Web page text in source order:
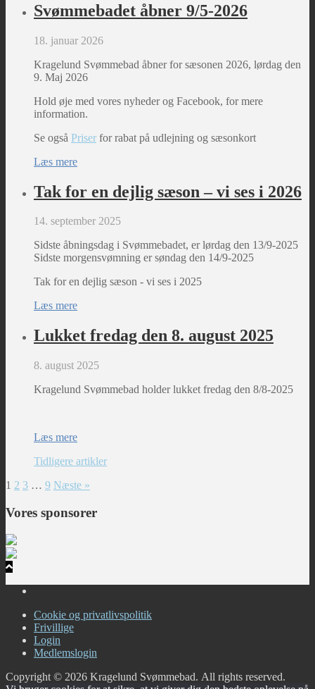
Svømmebadet åbner 9/5-2026
18. januar 2026
Kragelund Svømmebad åbner for sæsonen 2026, lørdag den
9. Maj 2026
Hold øje med vores nyheder og Facebook, for mere
information.
Se også Priser for rabat på udlejning og sæsonkort
Læs mere
Tak for en dejlig sæson – vi ses i 2026
14. september 2025
Sidste åbningsdag i Svømmebadet, er lørdag den 13/9-2025
Sidste morgensvømning er søndag den 14/9-2025
Tak for en dejlig sæson - vi ses i 2025
Læs mere
Lukket fredag den 8. august 2025
8. august 2025
Kragelund Svømmebad holder lukket fredag den 8/8-2025
Læs mere
Tidligere artikler
1 2 3 … 9 Næste »
Vores sponsorer
Cookie og privatlivspolitik
Frivillige
Login
Medlemslogin
Copyright © 2026 Kragelund Svømmebad. All rights reserved.